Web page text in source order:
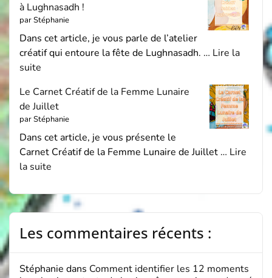
à Lughnasadh !
par Stéphanie
Dans cet article, je vous parle de l’atelier
créatif qui entoure la fête de Lughnasadh. … Lire la
suite
Le Carnet Créatif de la Femme Lunaire
de Juillet
par Stéphanie
Dans cet article, je vous présente le
Carnet Créatif de la Femme Lunaire de Juillet … Lire
la suite
Les commentaires récents :
Stéphanie dans Comment identifier les 12 moments